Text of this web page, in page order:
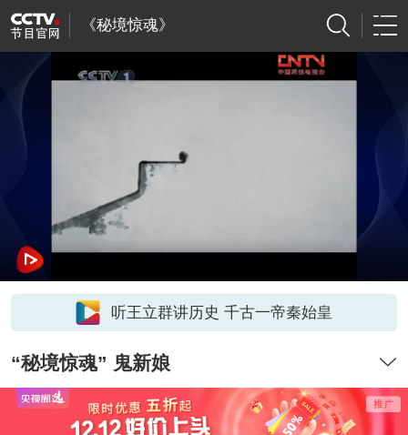
《秘境惊魂》
听王立群讲历史 千古一帝秦始皇
“秘境惊魂” 鬼新娘